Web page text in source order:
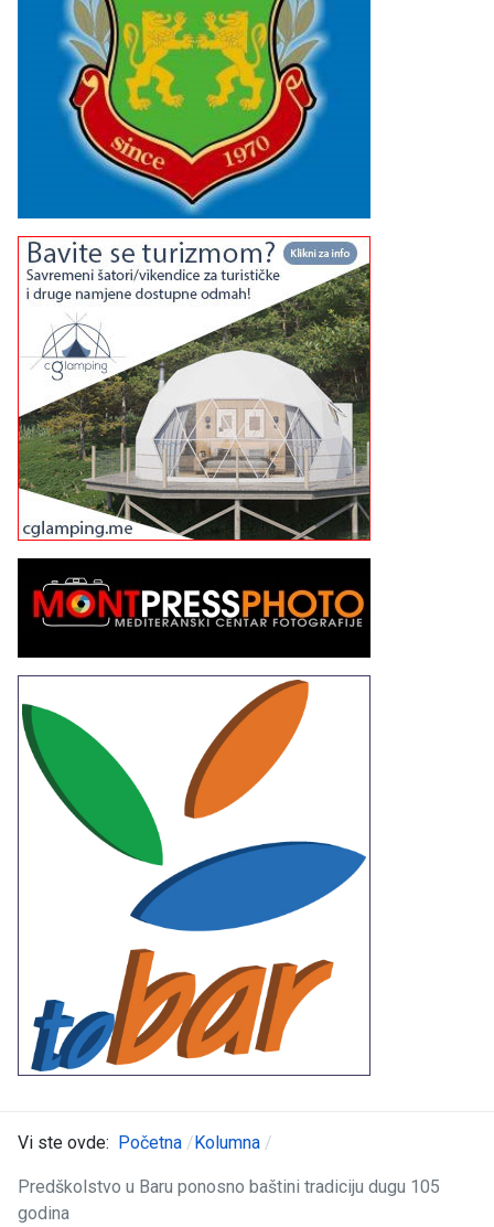
Vi ste ovde: Početna Kolumna
Predškolstvo u Baru ponosno baštini tradiciju dugu 105
godina